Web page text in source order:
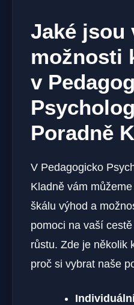
Jaké jsou
možnosti
v
Poradně
V Pedagogicko
Kladně vám
škálu výhod a
pomoci na vaší
růstu. Zde je několik
proč si vybrat naše